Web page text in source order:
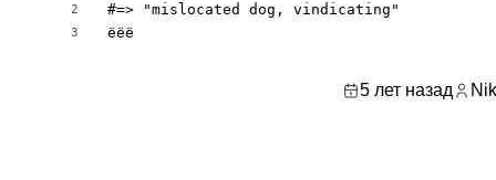
2
3
#=> "mislocated dog, vindicating"
ёёё
5 лет назад